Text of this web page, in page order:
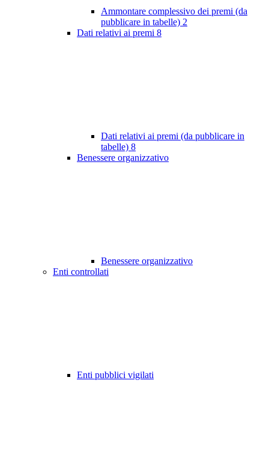
Ammontare complessivo dei premi (da
pubblicare in tabelle) 2
Dati relativi ai premi 8
Dati relativi ai premi (da pubblicare in
tabelle) 8
Benessere organizzativo
Benessere organizzativo
Enti controllati
Enti pubblici vigilati